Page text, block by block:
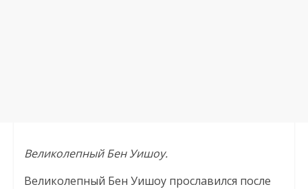
Великолепный Бен Уишоу.
Великолепный Бен Уишоу прославился после